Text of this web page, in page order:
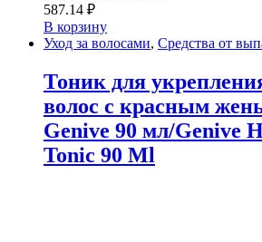
587.14 ₽
В корзину
Уход за волосами, Средства от
Тоник для
волос с красным
Genive 90 мл/Genive
Tonic 90 Ml